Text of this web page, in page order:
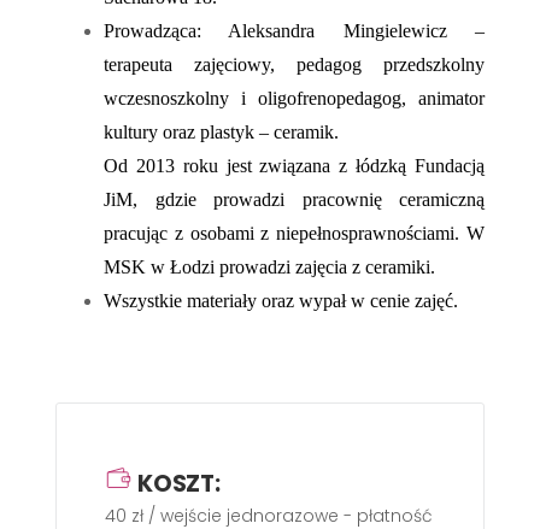
Prowadząca: Aleksandra Mingielewicz –
terapeuta zajęciowy, pedagog przedszkolny
wczesnoszkolny i oligofrenopedagog, animator
kultury oraz plastyk – ceramik.
Od 2013 roku jest związana z łódzką Fundacją
JiM, gdzie prowadzi pracownię ceramiczną
pracując z osobami z niepełnosprawnościami. W
MSK w Łodzi prowadzi zajęcia z ceramiki.
Wszystkie materiały oraz wypał w cenie zajęć.
KOSZT:
40 zł / wejście jednorazowe - płatność gotówką